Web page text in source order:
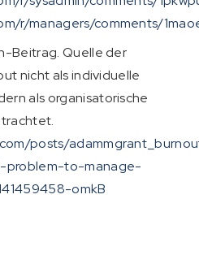
r/managers/comments/
Beitrag. Quelle der
nicht als individuelle
als organisatorische
posts/
problem-to-manage-
omkB